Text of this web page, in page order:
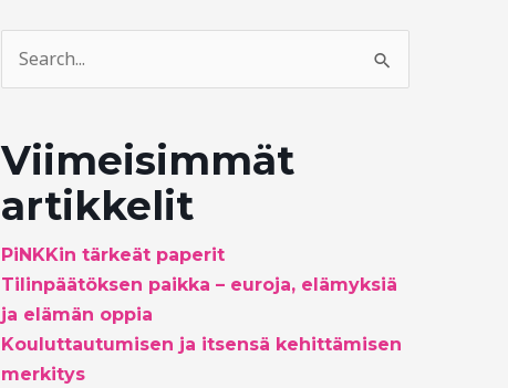
Search
for:
Viimeisimmät
artikkelit
PiNKKin tärkeät paperit
Tilinpäätöksen paikka – euroja, elämyksiä
ja elämän oppia
Kouluttautumisen ja itsensä kehittämisen
merkitys